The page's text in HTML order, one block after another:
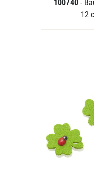
100740 -
12